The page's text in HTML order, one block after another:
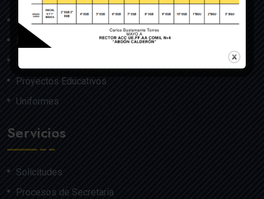
Nosotros
Misión y Visión
Proyectos Educativos
Uniformes
Servicios
Solicitudes
Procesos de Secretaría